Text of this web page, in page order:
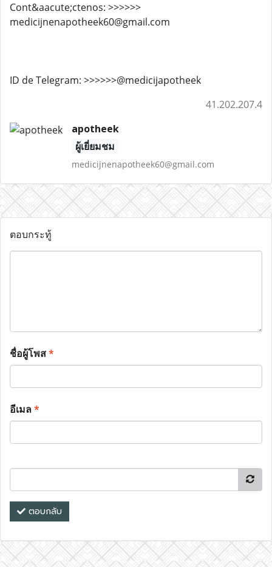
Cont&aacute;ctenos: >>>>>>
medicijnenapotheek60@gmail.com
ID de Telegram: >>>>>>@medicijapotheek
41.202.207.4
apotheek
ผู้เยี่ยมชม
medicijnenapotheek60@gmail.com
ตอบกระทู้
ชื่อผู้โพส*
อีเมล*
ตอบกลับ